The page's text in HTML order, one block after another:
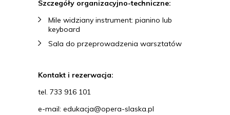
Szczegóły organizacyjno-techniczne:
Mile widziany instrument: pianino lub
keyboard
Sala do przeprowadzenia warsztatów
Kontakt i rezerwacja:
tel. 733 916 101
e-mail: edukacja@opera-slaska.pl